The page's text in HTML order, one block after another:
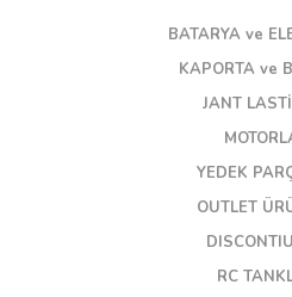
BATARYA ve
KAPORTA ve
JANT
YEDEK
OUTLET
RC